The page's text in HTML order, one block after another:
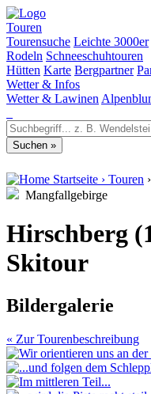
Touren
Tourensuche Leichte 3000er
Rodeln Schneeschuhtouren
Hütten Karte Bergpartner
Wetter & Infos
Wetter & Lawinen
Startseite › Touren ›
Mangfallgebirge
Hirschberg
Skitour
Bildergalerie
« Zur Tourenbeschreibung